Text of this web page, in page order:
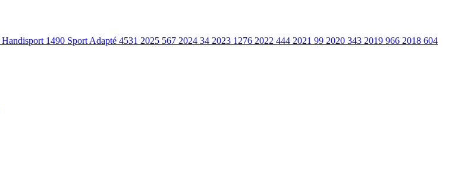
Handisport 1490 Sport Adapté 4531 2025 567 2024 34 2023 1276 2022 444 2021 99 2020 343 2019 966 2018 604